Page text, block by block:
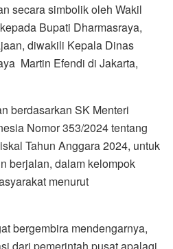
secara simbolik oleh Wakil
Bupati Dharmasraya,
diwakili Kepala Dinas
Martin Efendi di Jakarta,
berdasarkan SK Menteri
Nomor 353/2024 tentang
Tahun Anggara 2024, untuk
berjalan, dalam kelompok
menurut
bergembira mendengarnya,